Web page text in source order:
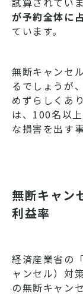
が予約全体に
ています。
無断キャンセ
るでしょうが
めずらしくあ
は、100名以
な損害を出す
無断キャン
利益率
経済産業省の
ャンセル）対
の無断キャン